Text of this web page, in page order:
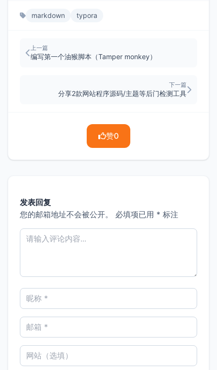
markdown typora
上一篇
编写第一个油猴脚本（Tamper monkey）
下一篇
分享2款网站程序源码/主题等后门检测工具
赞0
发表回复
您的邮箱地址不会被公开。
必填项已用 * 标注